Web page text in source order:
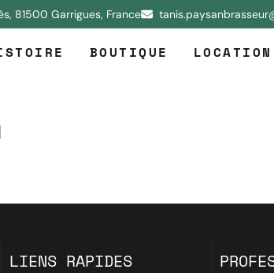
81500 Garrigues, France
BOUTIQUE
LIENS RAPIDES